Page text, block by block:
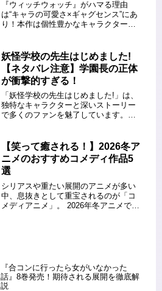
『ウィッチウォッチ』がハマる理由
は“キャラの可愛さ×ギャグセンス”にあ
り！本作は個性豊かなキャラクターた
に愛嬌たっぷりのヒロイン・ニコちゃ
んや、クールで頼れる乙木モリヒト
の...
妖怪学校の先生はじめました!
【ネタバレ注意】学園長の正体
が衝撃的すぎる！
「妖怪学校の先生はじめました!」は、
独特なキャラクターと深いストーリー
で多くのファンを魅了しています。特
るたびに物語の深みが増しています。
この記事では、学園長の正体やその
過...
【笑って癒される！】2026冬ア
ニメのおすすめコメディ作品5
選
シリアスや重たい展開のアニメが多い
中、息抜きとして重宝されるのが「コ
メディアニメ」。 2026年冬アニメで
『合コンに行ったら女がいなかった
話』8巻発売！期待される展開を徹底解
説